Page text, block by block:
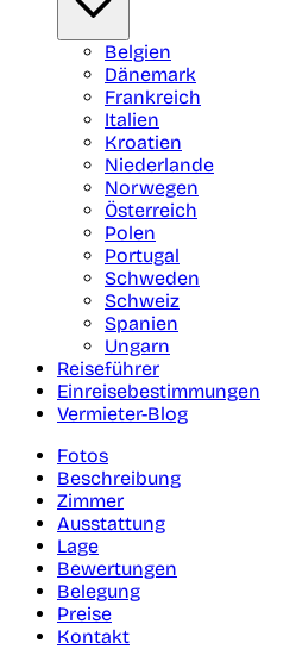
Belgien
Dänemark
Frankreich
Italien
Kroatien
Niederlande
Norwegen
Österreich
Polen
Portugal
Schweden
Schweiz
Spanien
Ungarn
Reiseführer
Einreisebestimmungen
Vermieter-Blog
Fotos
Beschreibung
Zimmer
Ausstattung
Lage
Bewertungen
Belegung
Preise
Kontakt